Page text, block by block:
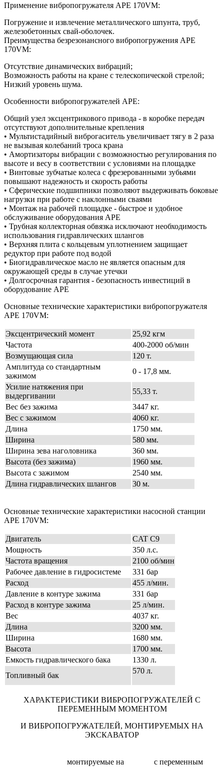
Применение вибропогружателя APE 170VM:
Погружение и извлечение металлического шпунта, труб,
железобетонных свай-оболочек.
Преимущества безрезонансного вибропогружения APE
170VM:
Отсутствие динамических вибраций;
Возможность работы на кране с телескопической стрелой;
Низкий уровень шума.
Особенности вибропогружателей APE:
Общий узел эксцентрикового привода - в коробке передач
отсутствуют дополнительные крепления
• Мультистадийный виброгаситель увеличивает тягу в 2 раза
не вызывая колебаний троса крана
• Амортизаторы вибрации с возможностью регулирования по
высоте и весу в соответствии с условиями на площадке
• Винтовые зубчатые колеса с фрезерованными зубьями
повышают надежность и скорость работы
• Сферические подшипники позволяют выдерживать боковые
нагрузки при работе с наклонными сваями
• Монтаж на рабочей площадке - быстрое и удобное
обслуживание оборудования АРЕ
• Трубная коллекторная обвязка исключают необходимость
использования гидравлических шлангов
• Верхняя плита с кольцевым уплотнением защищает
редуктор при работе под водой
• Биогидравлическое масло не является опасным для
окружающей среды в случае утечки
• Долгосрочная гарантия - безопасность инвестиций в
оборудование АРЕ
Основные технические характеристики вибропогружателя
APE 170VM:
Эксцентрический момент
25,92 кгм
Частота
400-2000 об/мин
Возмущающая сила
120 т.
Амплитуда со стандартным
зажимом
0 - 17,8 мм.
Усилие натяжения при
выдергивании
55,33 т.
Вес без зажима
3447 кг.
Вес с зажимом
4060 кг.
Длина
1750 мм.
Ширина
580 мм.
Ширина зева наголовника
360 мм.
Высота (без зажима)
1960 мм.
Высота с зажимом
2540 мм.
Длина гидравлических шлангов
30 м.
Основные технические характеристики насосной станции
APE 170VM:
Двигатель
CAT С9
Мощность
350 л.с.
Частота вращения
2100 об/мин
Рабочее давление в гидросистеме
331 бар
Расход
455 л/мин.
Давление в контуре зажима
331 бар
Расход в контуре зажима
25 л/мин.
Вес
4037 кг.
Длина
3200 мм.
Ширина
1680 мм.
Высота
1700 мм.
Емкость гидравлического бака
1330 л.
Топливный бак
570 л.
ХАРАКТЕРИСТИКИ ВИБРОПОГРУЖАТЕЛЕЙ С
ПЕРЕМЕННЫМ МОМЕНТОМ
И ВИБРОПОГРУЖАТЕЛЕЙ, МОНТИРУЕМЫХ НА
ЭКСКАВАТОР
монтируемые на
с переменным